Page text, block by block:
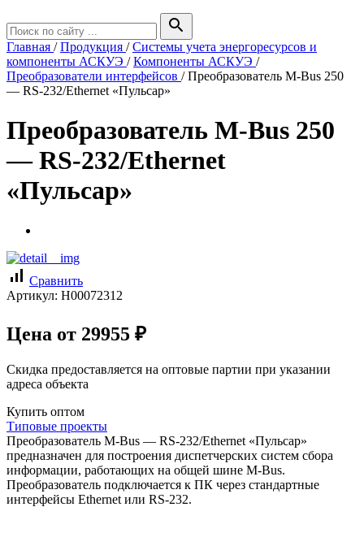
search
Главная /Продукция /Системы учета энергоресурсов и
компоненты АСКУЭ /Компоненты АСКУЭ /
Преобразователи интерфейсов /Преобразователь M-Bus 250
— RS-232/Ethernet «Пульсар»
Преобразователь M-Bus 250
— RS-232/Ethernet
«Пульсар»
signal_cellular_alt Сравнить
Артикул: Н00072312
Цена от 29955 ₽
Скидка предоставляется на оптовые партии при указании
адреса объекта
Купить оптом
Типовые проекты
Преобразователь M-Bus — RS-232/Ethernet «Пульсар»
предназначен для построения диспетчерских систем сбора
информации, работающих на общей шине M-Bus.
Преобразователь подключается к ПК через стандартные
интерфейсы Ethernet или RS-232.